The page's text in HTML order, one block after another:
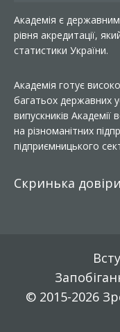
Академія є
рівня акредитації,
статистики України.
Академія готує
багатьох державних
випускників
на різноманітних
підприємницького
Скринька
© 2015-2026